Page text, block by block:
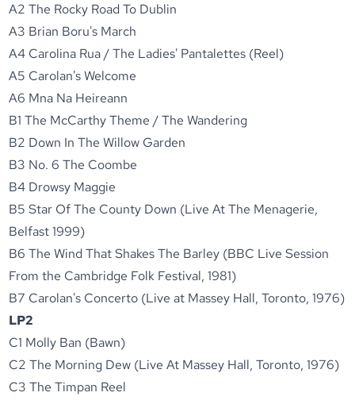
A2 The Rocky Road To Dublin
A3 Brian Boru's March
A4 Carolina Rua / The Ladies' Pantalettes (Reel)
A5 Carolan's Welcome
A6 Mna Na Heireann
B1 The McCarthy Theme / The Wandering
B2 Down In The Willow Garden
B3 No. 6 The Coombe
B4 Drowsy Maggie
B5 Star Of The County Down (Live At The Menagerie,
Belfast 1999)
B6 The Wind That Shakes The Barley (BBC Live Session
From the Cambridge Folk Festival, 1981)
B7 Carolan's Concerto (Live at Massey Hall, Toronto, 1976)
LP2
C1 Molly Ban (Bawn)
C2 The Morning Dew (Live At Massey Hall, Toronto, 1976)
C3 The Timpan Reel